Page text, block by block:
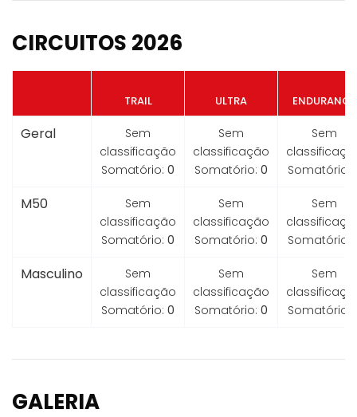
CIRCUITOS 2026
TRAIL ULTRA ENDURANCE
Geral
Sem
classificação
Somatório: 0
Sem
classificação
Somatório: 0
Sem
Somatório:
M50
Sem
classificação
Somatório: 0
Sem
classificação
Somatório: 0
Sem
Somatório:
Masculino
Sem
classificação
Somatório: 0
Sem
classificação
Somatório: 0
Sem
Somatório:
GALERIA